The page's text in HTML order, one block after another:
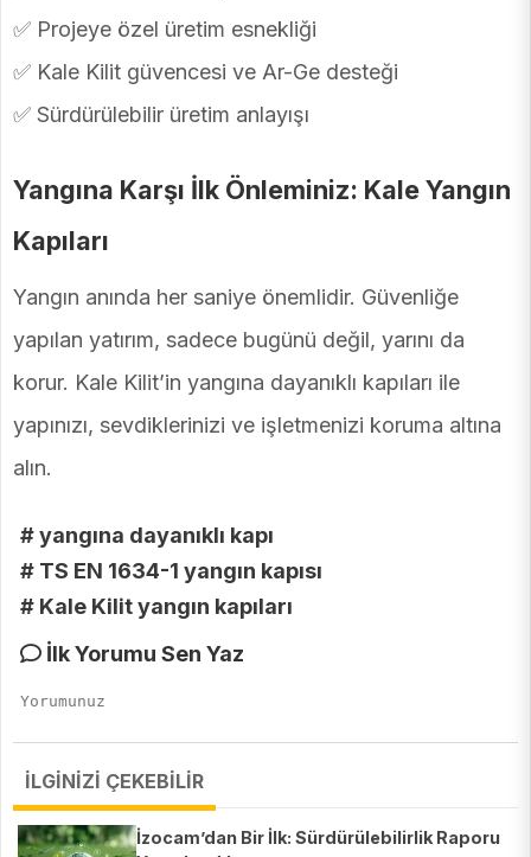
✅ Projeye özel üretim esnekliği
✅ Kale Kilit güvencesi ve Ar-Ge desteği
✅ Sürdürülebilir üretim anlayışı
Yangına Karşı İlk Önleminiz: Kale Yangın
Kapıları
Yangın anında her saniye önemlidir. Güvenliğe
yapılan yatırım, sadece bugünü değil, yarını da
korur. Kale Kilit’in yangına dayanıklı kapıları ile
yapınızı, sevdiklerinizi ve işletmenizi koruma altına
alın.
# yangına dayanıklı kapı
# TS EN 1634-1 yangın kapısı
# Kale Kilit yangın kapıları
İlk Yorumu Sen Yaz
İLGİNİZİ ÇEKEBİLİR
İzocam’dan Bir İlk: Sürdürülebilirlik Raporu